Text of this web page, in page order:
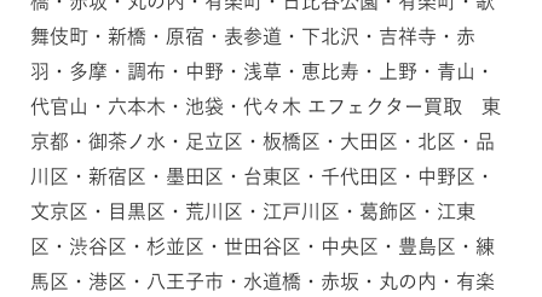
舞伎町・新橋・原宿・表参道・下北沢・吉祥寺・赤
羽・多摩・調布・中野・浅草・恵比寿・上野・青山・
代官山・六本木・池袋・代々木 エフェクター買取 東
京都・御茶ノ水・足立区・板橋区・大田区・北区・品
川区・新宿区・墨田区・台東区・千代田区・中野区・
文京区・目黒区・荒川区・江戸川区・葛飾区・江東
区・渋谷区・杉並区・世田谷区・中央区・豊島区・練
馬区・港区・八王子市・水道橋・赤坂・丸の内・有楽